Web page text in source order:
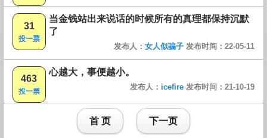
31
投一票
当金钱站出来说话的时候所有的真理都保持沉默
了
发布人： 女人似骗子 发布时间：22-05-11
463
投一票
心越大，事便越小。
发布人： icefire 发布时间：21-10-19
首 页 下一页